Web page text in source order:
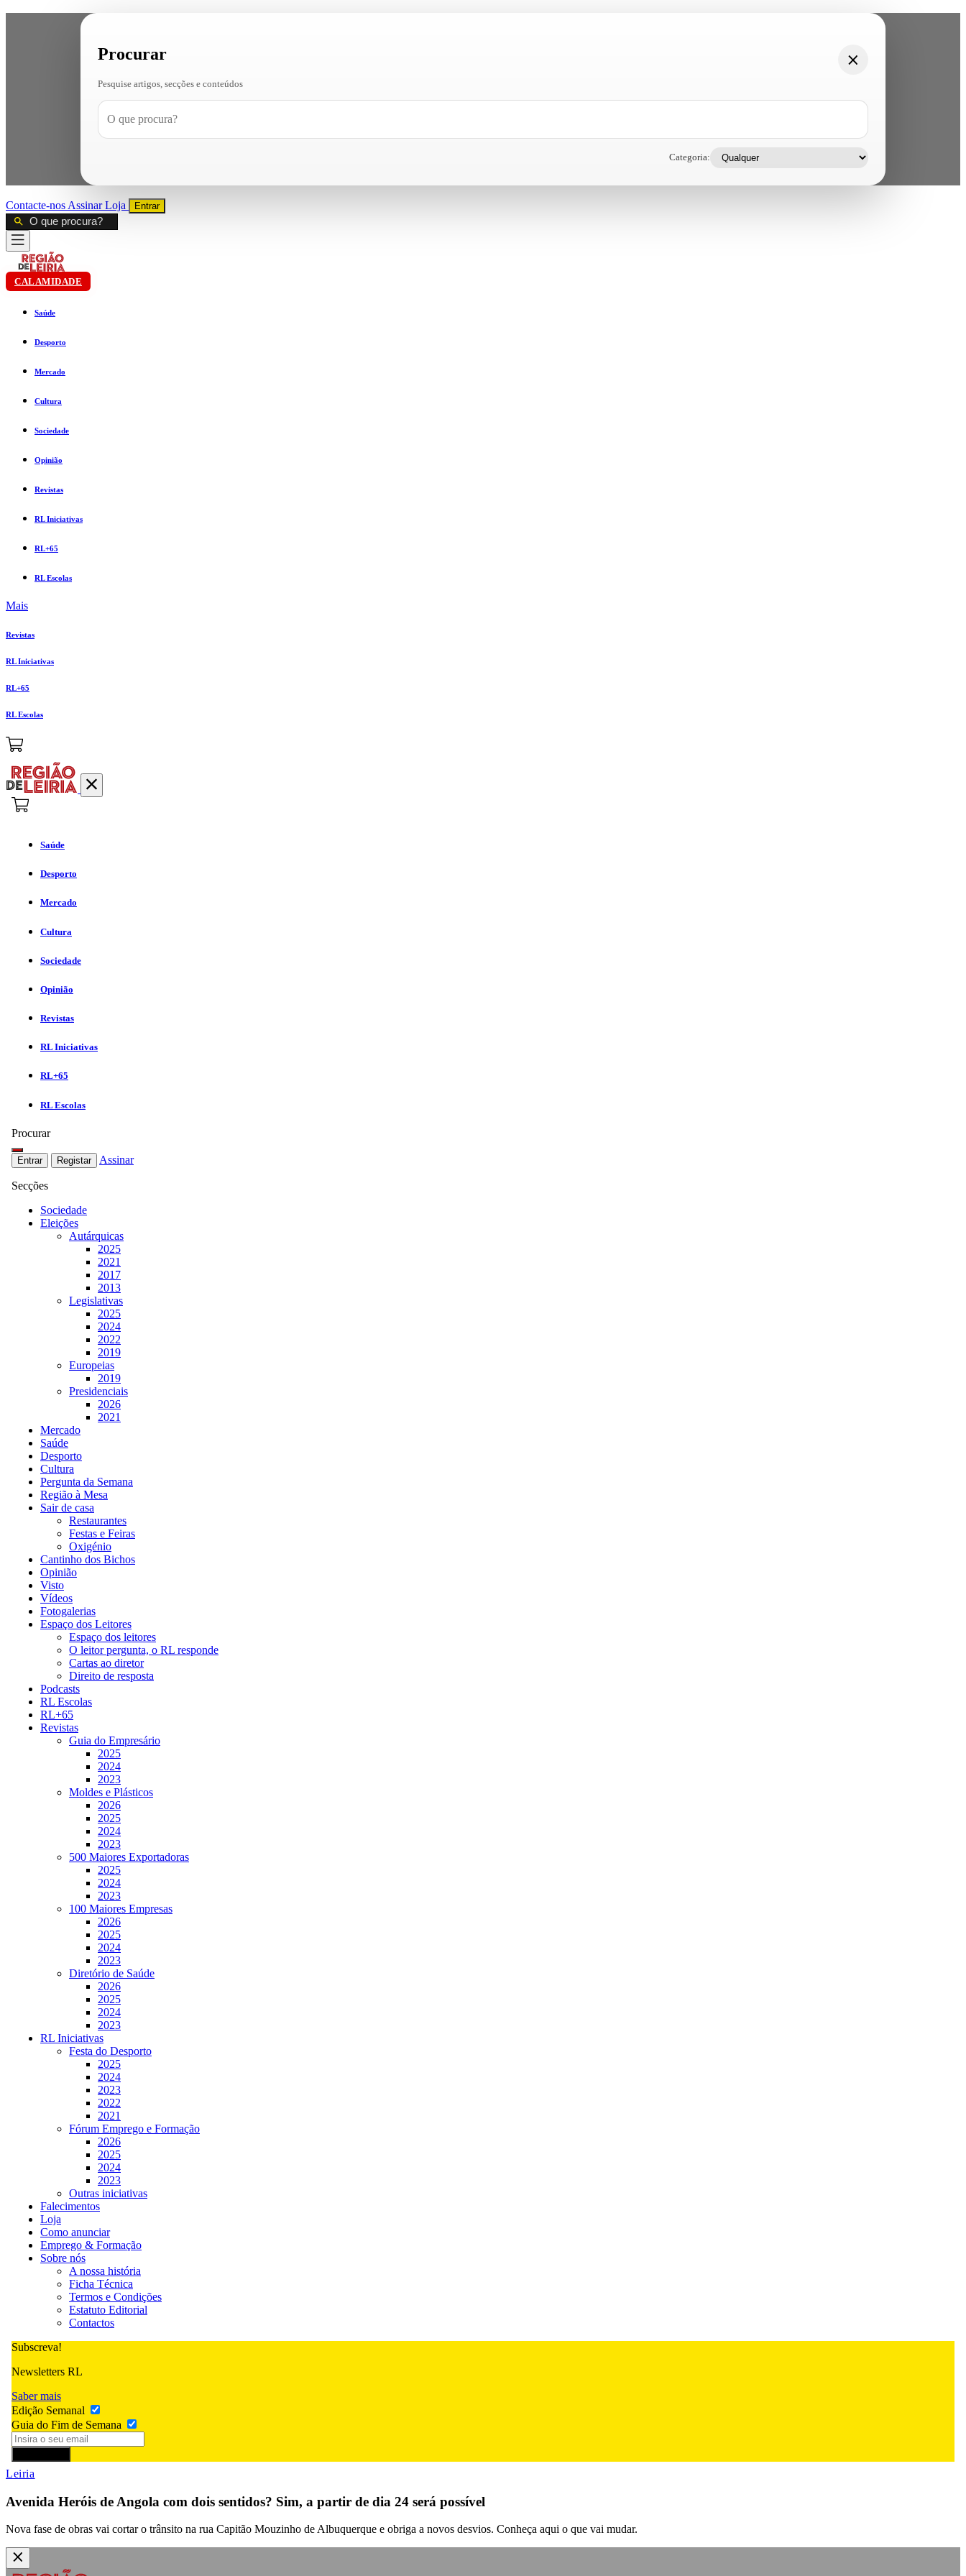
Procurar
Pesquise artigos, secções e conteúdos
Categoria:
Contacte-nos AssinarLoja Entrar
CALAMIDADE
Saúde
Desporto
Mercado
Cultura
Sociedade
Opinião
Revistas
RL Iniciativas
RL+65
RL Escolas
Mais
Revistas
RL Iniciativas
RL+65
RL Escolas
Saúde
Desporto
Mercado
Cultura
Sociedade
Opinião
Revistas
RL Iniciativas
RL+65
RL Escolas
Procurar
Entrar Registar Assinar
Secções
Sociedade
Eleições
Autárquicas
2025
2021
2017
2013
Legislativas
2025
2024
2022
2019
Europeias
2019
Presidenciais
2026
2021
Mercado
Saúde
Desporto
Cultura
Pergunta da Semana
Região à Mesa
Sair de casa
Restaurantes
Festas e Feiras
Oxigénio
Cantinho dos Bichos
Opinião
Visto
Vídeos
Fotogalerias
Espaço dos Leitores
Espaço dos leitores
O leitor pergunta, o RL responde
Cartas ao diretor
Direito de resposta
Podcasts
RL Escolas
RL+65
Revistas
Guia do Empresário
2025
2024
2023
Moldes e Plásticos
2026
2025
2024
2023
500 Maiores Exportadoras
2025
2024
2023
100 Maiores Empresas
2026
2025
2024
2023
Diretório de Saúde
2026
2025
2024
2023
RL Iniciativas
Festa do Desporto
2025
2024
2023
2022
2021
Fórum Emprego e Formação
2026
2025
2024
2023
Outras iniciativas
Falecimentos
Loja
Como anunciar
Emprego & Formação
Sobre nós
A nossa história
Ficha Técnica
Termos e Condições
Estatuto Editorial
Contactos
Subscreva!
Newsletters RL
Saber mais
Edição Semanal
Guia do Fim de Semana
Leiria
Avenida Heróis de Angola com dois sentidos? Sim, a partir de dia 24 será possível
Nova fase de obras vai cortar o trânsito na rua Capitão Mouzinho de Albuquerque e obriga a novos desvios. Conheça aqui o que vai mudar.